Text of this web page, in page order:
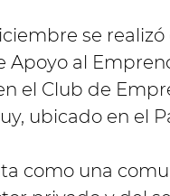
se
Apoyo al
el Club de
ubicado en el
como una